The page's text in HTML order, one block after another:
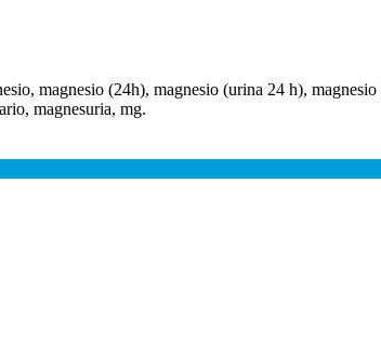
magnesio (24h), magnesio (urina 24 h),
magnesuria, mg.